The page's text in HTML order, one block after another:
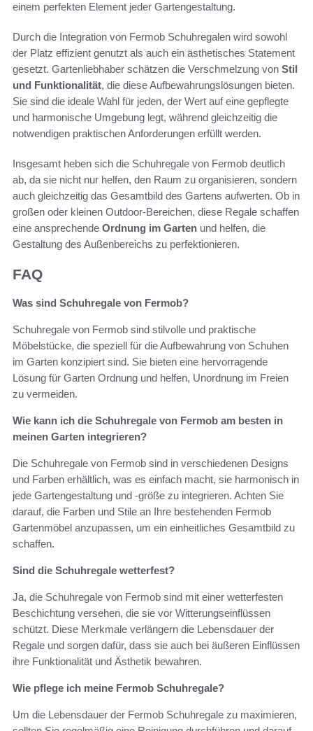
einem perfekten Element jeder Gartengestaltung.
Durch die Integration von Fermob Schuhregalen wird sowohl
der Platz effizient genutzt als auch ein ästhetisches Statement
gesetzt. Gartenliebhaber schätzen die Verschmelzung von Stil
und Funktionalität, die diese Aufbewahrungslösungen bieten.
Sie sind die ideale Wahl für jeden, der Wert auf eine gepflegte
und harmonische Umgebung legt, während gleichzeitig die
notwendigen praktischen Anforderungen erfüllt werden.
Insgesamt heben sich die Schuhregale von Fermob deutlich
ab, da sie nicht nur helfen, den Raum zu organisieren, sondern
auch gleichzeitig das Gesamtbild des Gartens aufwerten. Ob in
großen oder kleinen Outdoor-Bereichen, diese Regale schaffen
eine ansprechende Ordnung im Garten und helfen, die
Gestaltung des Außenbereichs zu perfektionieren.
FAQ
Was sind Schuhregale von Fermob?
Schuhregale von Fermob sind stilvolle und praktische
Möbelstücke, die speziell für die Aufbewahrung von Schuhen
im Garten konzipiert sind. Sie bieten eine hervorragende
Lösung für Garten Ordnung und helfen, Unordnung im Freien
zu vermeiden.
Wie kann ich die Schuhregale von Fermob am besten in
meinen Garten integrieren?
Die Schuhregale von Fermob sind in verschiedenen Designs
und Farben erhältlich, was es einfach macht, sie harmonisch in
jede Gartengestaltung und -größe zu integrieren. Achten Sie
darauf, die Farben und Stile an Ihre bestehenden Fermob
Gartenmöbel anzupassen, um ein einheitliches Gesamtbild zu
schaffen.
Sind die Schuhregale wetterfest?
Ja, die Schuhregale von Fermob sind mit einer wetterfesten
Beschichtung versehen, die sie vor Witterungseinflüssen
schützt. Diese Merkmale verlängern die Lebensdauer der
Regale und sorgen dafür, dass sie auch bei äußeren Einflüssen
ihre Funktionalität und Ästhetik bewahren.
Wie pflege ich meine Fermob Schuhregale?
Um die Lebensdauer der Fermob Schuhregale zu maximieren,